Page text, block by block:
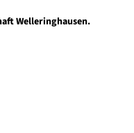
Welleringhausen.